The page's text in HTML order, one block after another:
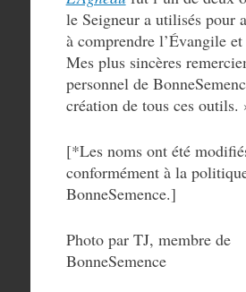
le Seigneur a utilisés pour
à comprendre l’Évangile
Mes plus sincères
personnel de
création de tous ces outils.
[*Les noms ont été
conformément à la
BonneSemence.]
Photo par TJ, membre de
BonneSemence